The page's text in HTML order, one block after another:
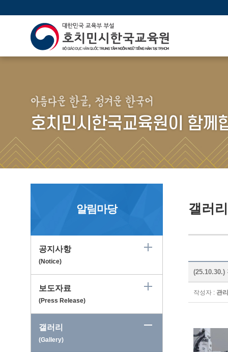
아름다운 한글, 정겨운 한국어
호치민시한국교육원이 함께
알림마당
공지사항
(Notice)
보도자료
(Press Release)
갤러리
(Gallery)
갤러
(25.10.30.)
작성자 : 관